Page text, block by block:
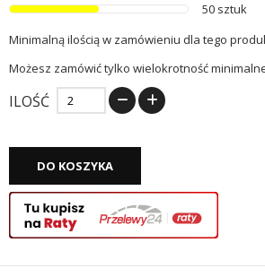
50 sztuk
Minimalną ilością w zamówieniu dla tego
Możesz zamówić tylko wielokrotność
ILOŚĆ
DO KOSZYKA